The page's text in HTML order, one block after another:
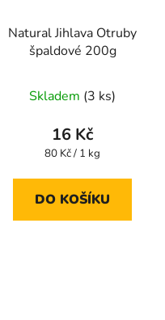
Natural Jihlava Otruby
špaldové 200g
Skladem (3 ks)
16 Kč
Měrná
80 Kč / 1 kg
DO KOŠÍKU